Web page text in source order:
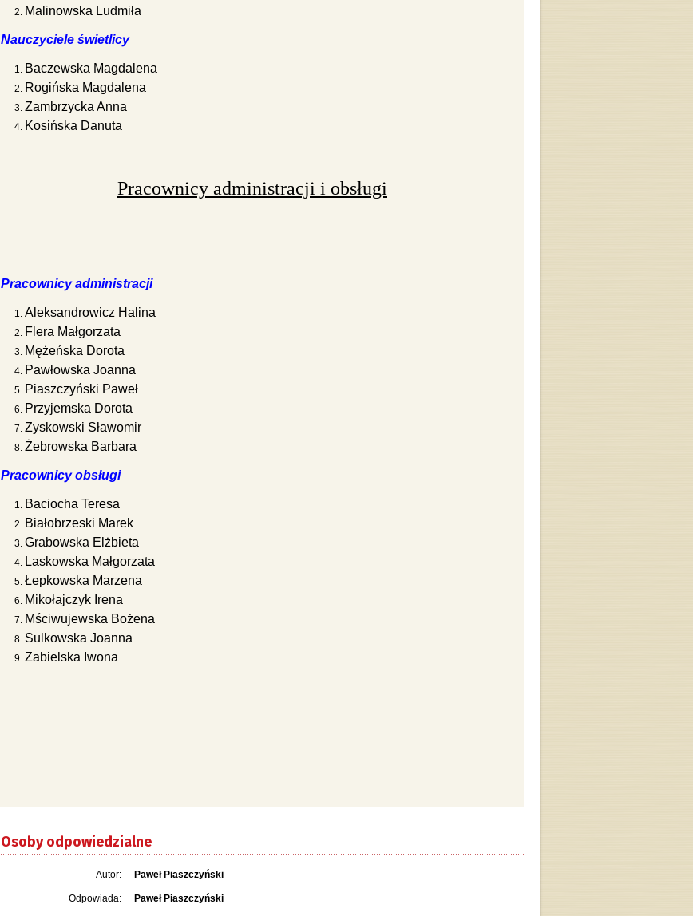
Malinowska Ludmiła
Nauczyciele świetlicy
Baczewska Magdalena
Rogińska Magdalena
Zambrzycka Anna
Kosińska Danuta
Pracownicy administracji i obsługi
Pracownicy administracji
Aleksandrowicz Halina
Flera Małgorzata
Mężeńska Dorota
Pawłowska Joanna
Piaszczyński Paweł
Przyjemska Dorota
Zyskowski Sławomir
Żebrowska Barbara
Pracownicy obsługi
Baciocha Teresa
Białobrzeski Marek
Grabowska Elżbieta
Laskowska Małgorzata
Łepkowska Marzena
Mikołajczyk Irena
Mściwujewska Bożena
Sulkowska Joanna
Zabielska Iwona
Osoby odpowiedzialne
Autor: Paweł Piaszczyński
Odpowiada: Paweł Piaszczyński